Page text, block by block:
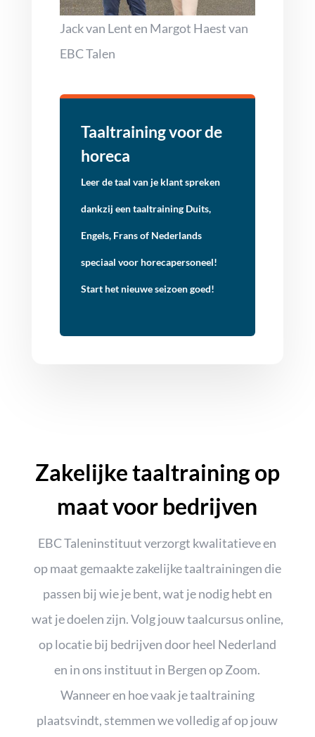
Jack van Lent en Margot Haest van
EBC Talen
Taaltraining voor de
horeca
Leer de taal van je klant spreken
dankzij een taaltraining Duits,
Engels, Frans of Nederlands
speciaal voor horecapersoneel!
Start het nieuwe seizoen goed!
Zakelijke taaltraining op
maat voor bedrijven
EBC Taleninstituut verzorgt kwalitatieve en
op maat gemaakte zakelijke taaltrainingen die
passen bij wie je bent, wat je nodig hebt en
wat je doelen zijn. Volg jouw taalcursus online,
op locatie bij bedrijven door heel Nederland
en in ons instituut in Bergen op Zoom.
Wanneer en hoe vaak je taaltraining
plaatsvindt, stemmen we volledig af op jouw